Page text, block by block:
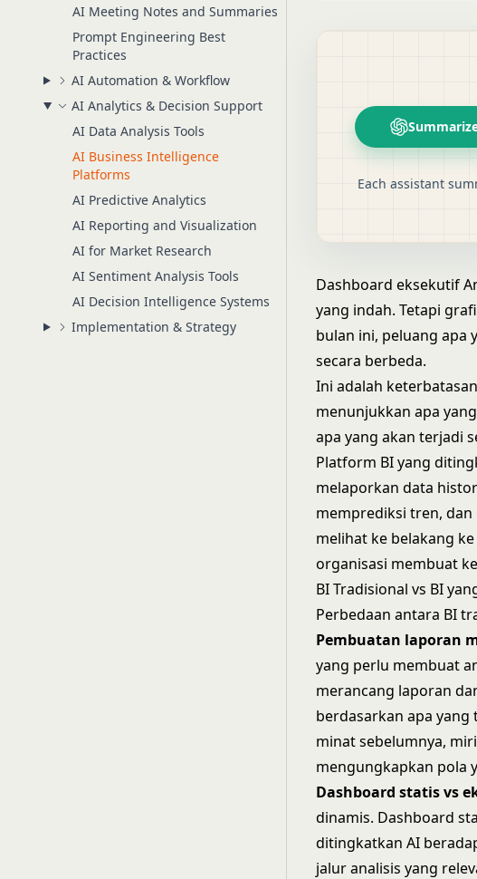
AI Meeting Notes and Summaries
Prompt Engineering Best
Practices
AI Automation & Workflow
AI Analytics & Decision Support
AI Data Analysis Tools
AI Business Intelligence
Platforms
AI Predictive Analytics
AI Reporting and Visualization
AI for Market Research
AI Sentiment Analysis Tools
AI Decision Intelligence Systems
Implementation & Strategy
Each assistant
Dashboard eksekutif
yang indah. Tetapi
bulan ini, peluang apa
secara berbeda.
Ini adalah
menunjukkan apa
apa yang akan terjadi
Platform BI yang
melaporkan data
memprediksi tren,
melihat ke belakang
organisasi membuat
BI Tradisional vs BI
Perbedaan antara BI
Pembuatan laporan
yang perlu membuat
merancang laporan
berdasarkan apa yang
minat sebelumnya,
mengungkapkan pola
Dashboard statis vs
dinamis. Dashboard
ditingkatkan AI
jalur analisis yang